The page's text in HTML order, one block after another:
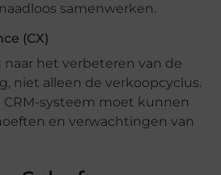
samenwerken.
(CX)
naar het verbeteren van de
niet alleen de verkoopcyclus.
systeem moet kunnen
en verwachtingen van